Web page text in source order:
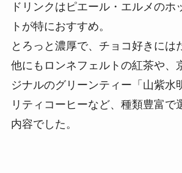
ドリンクはピエール・エルメのホ
トが特におすすめ。
とろっと濃厚で、チョコ好きには
他にもロンネフェルトの紅茶や、
ジナルのグリーンティー「山紫水
リティコーヒーなど、種類豊富で
内容でした。